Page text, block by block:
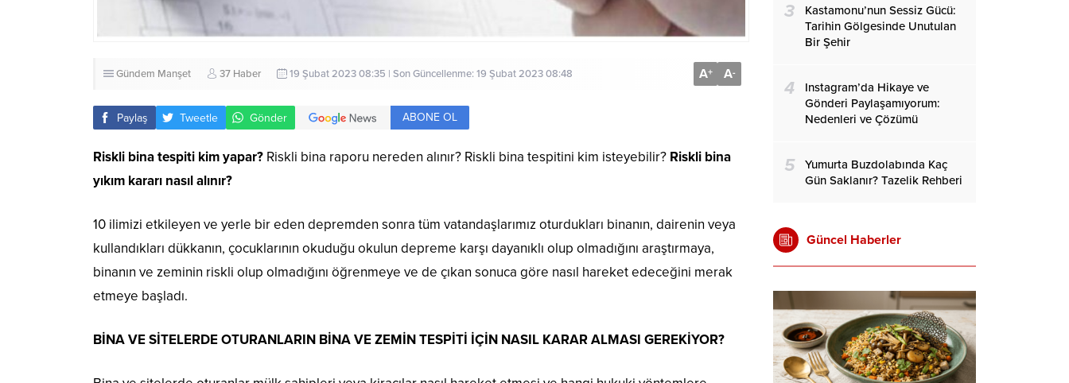
Gündem Manşet 37 Haber 19 Şubat 2023 08:35 | Son Güncellenme: 19 Şubat 2023 08:48 A+ A-
Paylaş Tweetle Gönder ABONE OL
Riskli bina tespiti kim yapar? Riskli bina raporu nereden alınır? Riskli bina tespitini kim isteyebilir? Riskli bina
yıkım kararı nasıl alınır?
10 ilimizi etkileyen ve yerle bir eden depremden sonra tüm vatandaşlarımız oturdukları binanın, dairenin veya
kullandıkları dükkanın, çocuklarının okuduğu okulun depreme karşı dayanıklı olup olmadığını araştırmaya,
binanın ve zeminin riskli olup olmadığını öğrenmeye ve de çıkan sonuca göre nasıl hareket edeceğini merak
etmeye başladı.
BİNA VE SİTELERDE OTURANLARIN BİNA VE ZEMİN TESPİTİ İÇİN NASIL KARAR ALMASI GEREKİYOR?
3
Kastamonu’nun Sessiz Gücü:
Tarihin Gölgesinde Unutulan
Bir Şehir
4
Instagram’da Hikaye ve
Gönderi Paylaşamıyorum:
Nedenleri ve Çözümü
5
Yumurta Buzdolabında Kaç
Gün Saklanır? Tazelik Rehberi
Güncel Haberler